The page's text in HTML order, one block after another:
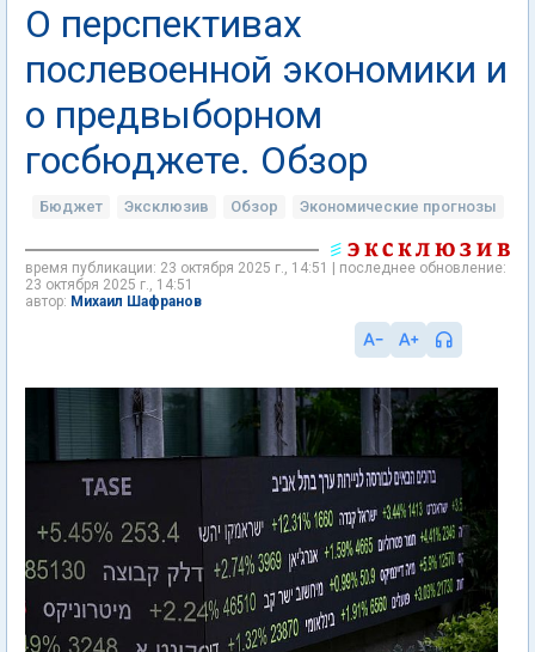
О перспективах
послевоенной экономики и
о предвыборном
госбюджете. Обзор
Бюджет Эксклюзив Обзор Экономические прогнозы
время публикации: 23 октября 2025 г., 14:51 | последнее обновление:
23 октября 2025 г., 14:51
Михаил Шафранов